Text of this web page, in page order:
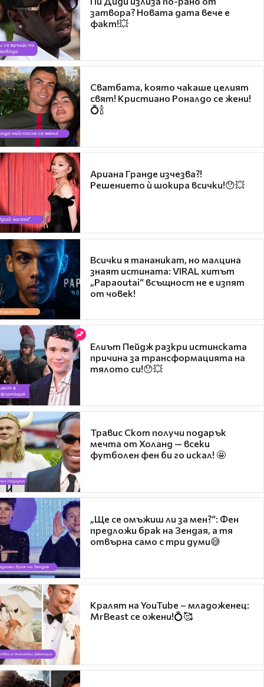
затвора? Новата дата вече е
факт!💥
Сватбата, която чакаше целият
свят! Кристиано Роналдо се жени!
💍🍾
Ариана Гранде изчезва?!
Решението ѝ шокира всички!😯💥
Всички я тананикат, но малцина
знаят истината: VIRAL хитът
„Papaoutai“ всъщност не е изпят
от човек!
Елиът Пейдж разкри истинската
причина за трансформацията на
тялото си!😯💥
Травис Скот получи подарък
мечта от Холанд — всеки
футболен фен би го искал! 🤩
„Ще се омъжиш ли за мен?“: Фен
предложи брак на Зендая, а тя
отвърна само с три думи😅
Кралят на YouTube – младоженец:
MrBeast се ожени!💍🥰